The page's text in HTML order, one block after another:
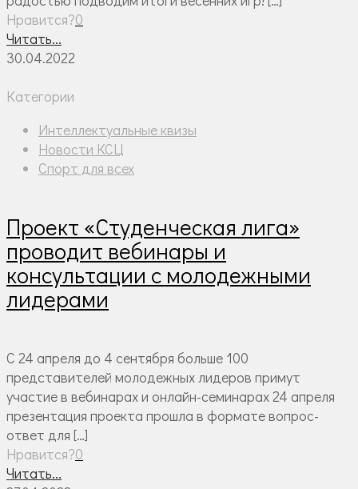
Нравится?0
Читать...
30.04.2022
Категории
Интеллектуальные квизы
Новости КСЦ
Спорт для всех
Проект «Студенческая лига»
проводит вебинары и
консультации с молодежными
лидерами
С 24 апреля до 4 сентября больше 100
представителей молодежных лидеров примут
участие в вебинарах и онлайн-семинарах 24 апреля
презентация проекта прошла в формате вопрос-
ответ для […]
Нравится?0
Читать...